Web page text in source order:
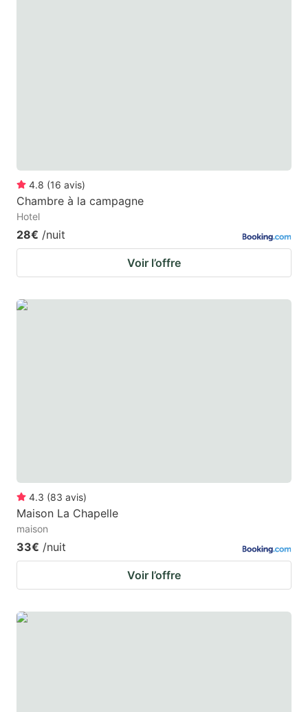
4.8 (16 avis)
Chambre à la campagne
Hotel
28€ /nuit
Voir l’offre
4.3 (83 avis)
Maison La Chapelle
maison
33€ /nuit
Voir l’offre